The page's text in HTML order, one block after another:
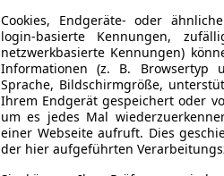
Cookies, Endgeräte- oder
login-basierte Kennungen,
netzwerkbasierte Kennungen)
Informationen (z. B. Browsertyp
Sprache, Bildschirmgröße,
Ihrem Endgerät gespeichert oder
um es jedes Mal
einer Webseite aufruft. Dies
der hier aufgeführten